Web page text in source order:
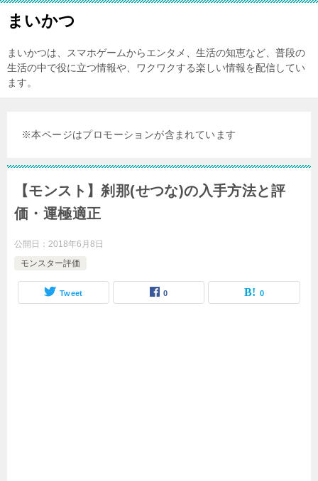
まいかつ
まいかつは、スマホゲームからエンタメ、生活の知恵など、普段の
生活の中で役に立つ情報や、ワクワクする楽しい情報を配信してい
ます。
※本ページはプロモーションが含まれています
【モンスト】刹那(せつな)の入手方法と評
価・運極適正
公開日： 2018年6月8日
モンスター評価
Tweet 0 0